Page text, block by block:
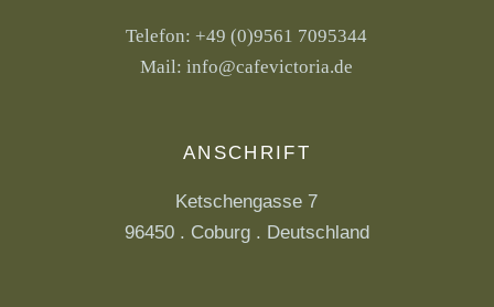
Telefon: +49 (0)9561 7095344
Mail:info@cafevictoria.de
ANSCHRIFT
Ketschengasse 7
96450 . Coburg . Deutschland